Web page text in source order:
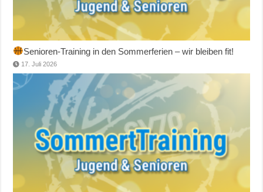
Senioren-Training in den Sommerferien – wir bleiben fit!
17. Juli 2026